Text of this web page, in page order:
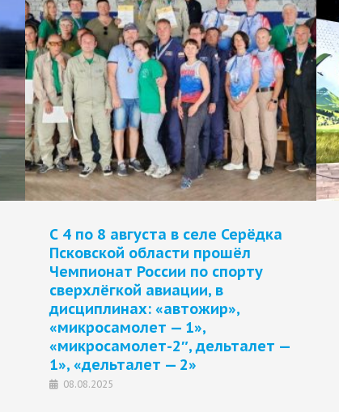
С 4 по 8 августа в селе Серёдка
Псковской области прошёл
Чемпионат России по спорту
сверхлёгкой авиации, в
дисциплинах: «автожир»,
«микросамолет — 1»,
«микросамолет-2″, дельталет —
1», «дельталет — 2»
08.08.2025